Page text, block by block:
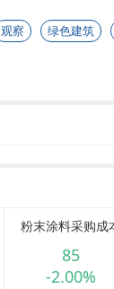
观察 绿色建筑
粉末涂料采购成
85
-2.00%